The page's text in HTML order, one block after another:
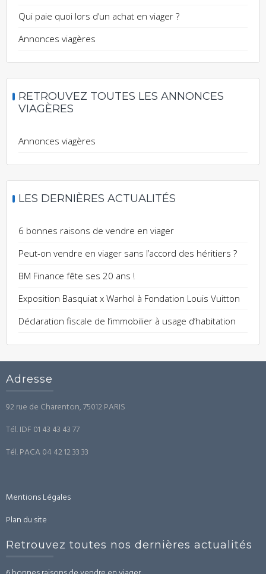
Qui paie quoi lors d’un achat en viager ?
Annonces viagères
RETROUVEZ TOUTES LES ANNONCES
VIAGÈRES
Annonces viagères
LES DERNIÈRES ACTUALITÉS
6 bonnes raisons de vendre en viager
Peut-on vendre en viager sans l’accord des héritiers ?
BM Finance fête ses 20 ans !
Exposition Basquiat x Warhol à Fondation Louis Vuitton
Déclaration fiscale de l’immobilier à usage d’habitation
Adresse
92 rue de Charenton, 75012 PARIS
Tél. IDF 01 43 43 43 77
Tél. PACA 04 42 12 33 33
Mentions Légales
Plan du site
Retrouvez toutes nos dernières actualités